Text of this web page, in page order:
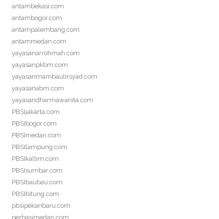
antambekasi.com
antambogor.com
antampalembang.com
antammedan.com
yayasanarrohmah.com
yayasanpkbm.com
yayasanmambaulirsyad.com
yayasanabm.com
yayasandharmawanita.com
PBSIjakarta.com
PBSIbogor.com
PBSImedan.com
PBSIlampung.com
PBSIkaltim.com
PBSIsumbar.com
PBSIbaubau.com
PBSIbitung.com
pbsipekanbaru.com
perbasimedan.com